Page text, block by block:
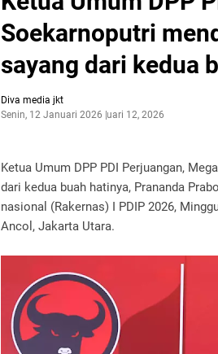
Soekarnoputri
sayang dari kedua
Diva media jkt
Senin, 12 Januari 2026Januari 12, 2026
Ketua Umum DPP PDI Perjuangan,
dari kedua buah hatinya, Prananda
nasional (Rakernas) I PDIP 2026,
Ancol, Jakarta Utara.